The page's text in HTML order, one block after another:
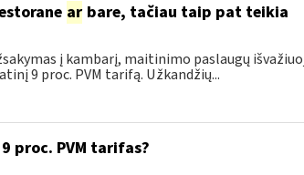
arbare, tačiau taip pat teikia
į kambarį, maitinimo paslaugų
9 proc. PVM tarifą. Užkandžių...
proc. PVM tarifas?